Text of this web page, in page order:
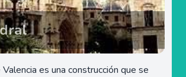
es una construcción que se